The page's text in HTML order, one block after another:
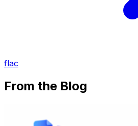
flac
From the Blog